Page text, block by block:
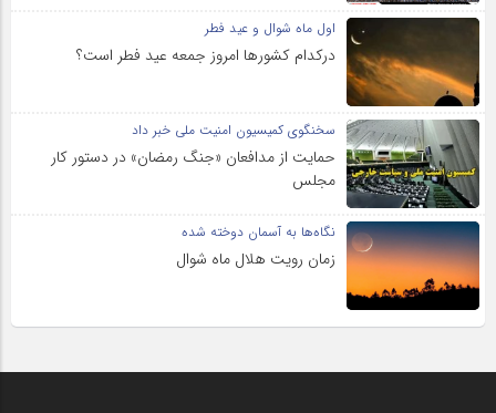
اول ماه شوال و عید فطر
درکدام کشورها امروز جمعه عید فطر است؟
سخنگوی کمیسیون امنیت ملی خبر داد
حمایت از مدافعان «جنگ رمضان» در دستور کار
مجلس
نگاه‌ها به آسمان دوخته شده
زمان رویت هلال ماه شوال